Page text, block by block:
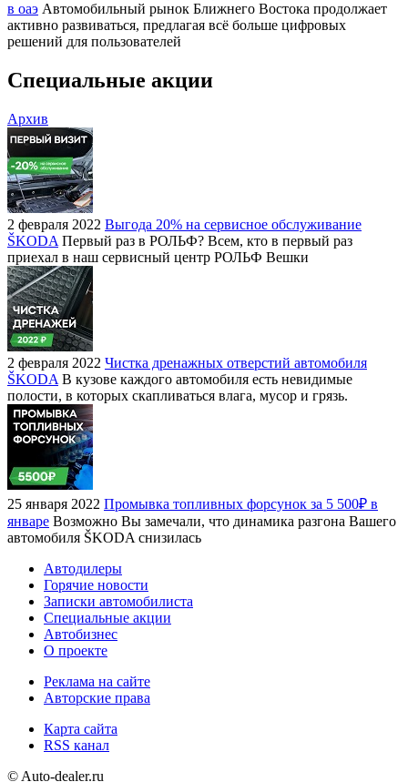
в оаэ Автомобильный рынок Ближнего Востока продолжает
активно развиваться, предлагая всё больше цифровых
решений для пользователей
Специальные акции
Архив
2 февраля 2022 Выгода 20% на сервисное обслуживание
ŠKODA Первый раз в РОЛЬФ? Всем, кто в первый раз
приехал в наш сервисный центр РОЛЬФ Вешки
2 февраля 2022 Чистка дренажных отверстий автомобиля
ŠKODA В кузове каждого автомобиля есть невидимые
полости, в которых скапливаться влага, мусор и грязь.
25 января 2022 Промывка топливных форсунок за 5 500₽ в
январе Возможно Вы замечали, что динамика разгона Вашего
автомобиля ŠKODA снизилась
Автодилеры
Горячие новости
Записки автомобилиста
Специальные акции
Автобизнес
О проекте
Реклама на сайте
Авторские права
Карта сайта
RSS канал
© Auto-dealer.ru